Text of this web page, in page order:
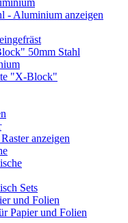
- Aluminium anzeigen
50mm Stahl
"X-Block"
anzeigen
Sets
und Folien
Papier und Folien